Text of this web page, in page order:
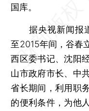
国库。
据央视新闻报道
至2015年间，谷春
西区委书记、沈阳
山市政府市长、中
省长期间，利用职
的便利条件，为他